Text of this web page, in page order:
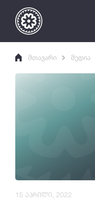
მთავარი მედია
15 აპრილი, 2022